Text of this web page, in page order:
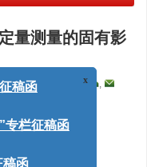
量测量的固有影
张永县 刘丹丹 ,
京 100730
x
征稿函
”专栏征稿函